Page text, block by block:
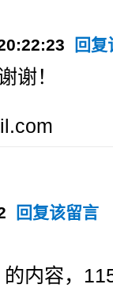
回
谢！
回复该留言
内容，